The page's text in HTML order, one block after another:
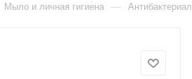
Мыло и личная гигиена —